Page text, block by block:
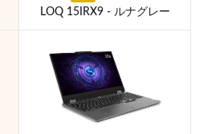
LOQ 15IRX9 - ルナグレー